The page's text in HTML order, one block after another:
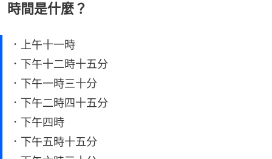
時間是什麼？
．上午十一時
．下午十二時十五分
．下午一時三十分
．下午二時四十五分
．下午四時
．下午五時十五分